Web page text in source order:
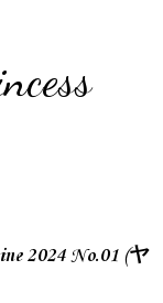
2024 No.01 (ヤ